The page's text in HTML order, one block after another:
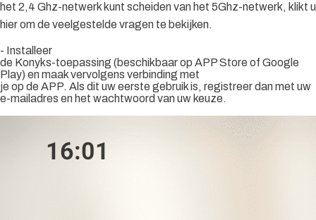
het 2,4 Ghz-netwerk kunt scheiden van het 5Ghz-netwerk, klikt u
hier om de veelgestelde vragen te bekijken.
- Installeer
de Konyks-toepassing (beschikbaar op APP Store of Google
Play) en maak vervolgens verbinding met
je op de APP. Als dit uw eerste gebruik is, registreer dan met uw
e-mailadres en het wachtwoord van uw keuze.